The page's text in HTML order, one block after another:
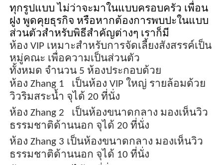
ทุกรูปแบบ ไม่ว่าจะมาในแบบครอบครัว เพื่อน
ฝูง พูดคุยธุรกิจ หรือหากต้องการพบปะในแบบ
ส่วนตัวสำหรับพิธีสำคัญต่างๆ เราก็มี
ห้อง VIP เหมาะสำหรับการจัดเลี้ยงสังสรรค์เป็น
หมู่คณะ เพื่อความเป็นส่วนตัว
ทั้งหมด จำนวน5 ห้องประกอบด้วย
ห้อง Zhang 1 เป็นห้อง VIPใหญ่ รายล้อมด้วย
วิวริมสระน้ำ จุได้ 20 ที่นั่ง
ห้อง Zhang 2
เป็นห้องขนาดกลาง มองเห็นวิว
ธรรมชาติด้านนอก จุได้ 20 ที่นั่ง
ห้อง Zhang 3 เป็นห้องขนาดกลาง มองเห็นวิว
ธรรมชาติด้านนอก จุได้ 10 ที่นั่ง